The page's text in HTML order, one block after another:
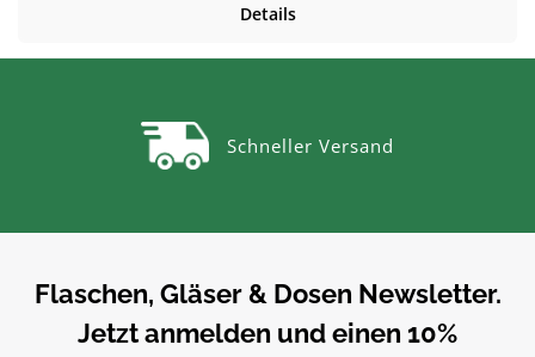
Likören, Ölen und weiteren Flüssigkeiten – wiederbefüllbar
Flasche 0,7 L bequem online bei flaschen-glaeser-und-
dosen.de.
Details
Schneller Versand
Flaschen, Gläser & Dosen Newsletter.
Jetzt anmelden und einen 10%